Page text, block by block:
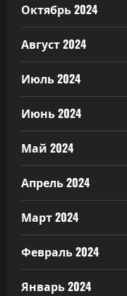
Октябрь 2024
Август 2024
Июль 2024
Июнь 2024
Май 2024
Апрель 2024
Март 2024
Февраль 2024
Январь 2024